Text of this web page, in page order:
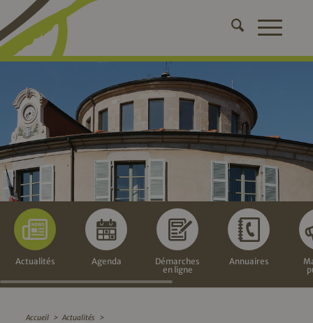
Actualités Agenda
Démarches
en ligne
Annuaires
Accueil > Actualités
>